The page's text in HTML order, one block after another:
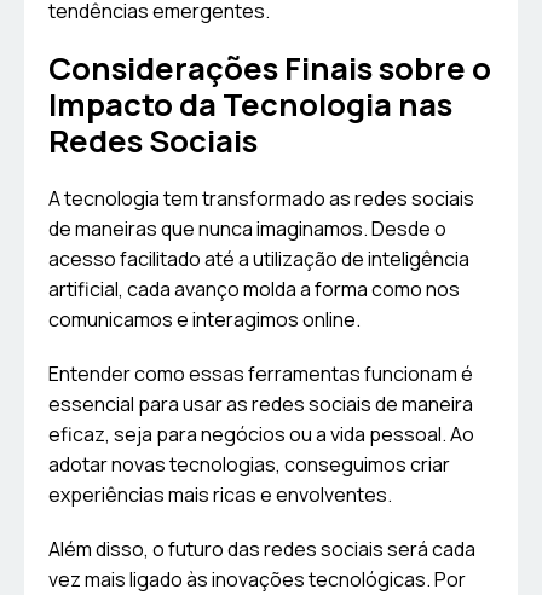
tendências emergentes.
Considerações Finais sobre o
Impacto da Tecnologia nas
Redes Sociais
A tecnologia tem transformado as redes sociais
de maneiras que nunca imaginamos. Desde o
acesso facilitado até a utilização de inteligência
artificial, cada avanço molda a forma como nos
comunicamos e interagimos online.
Entender como essas ferramentas funcionam é
essencial para usar as redes sociais de maneira
eficaz, seja para negócios ou a vida pessoal. Ao
adotar novas tecnologias, conseguimos criar
experiências mais ricas e envolventes.
Além disso, o futuro das redes sociais será cada
vez mais ligado às inovações tecnológicas. Por